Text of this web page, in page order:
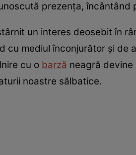
prezența, încântând
un interes deosebit în
cu mediul înconjurător și de
cu o barză neagră
noastre sălbatice.